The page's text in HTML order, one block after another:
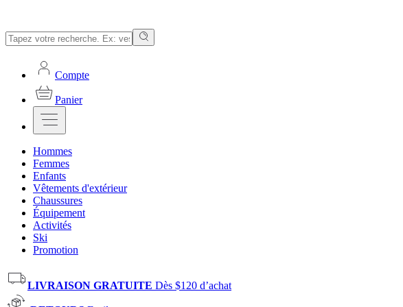
Compte
Panier
Hommes
Femmes
Enfants
Vêtements d'extérieur
Chaussures
Équipement
Activités
Ski
Promotion
LIVRAISON GRATUITE Dès $120 d’achat